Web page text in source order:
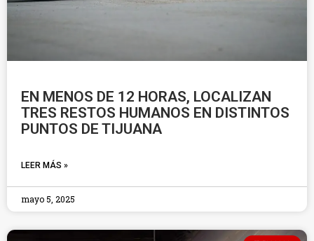
EN MENOS DE 12 HORAS, LOCALIZAN
TRES RESTOS HUMANOS EN DISTINTOS
PUNTOS DE TIJUANA
LEER MÁS »
mayo 5, 2025